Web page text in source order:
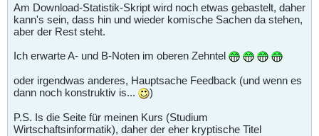
Am Download-Statistik-Skript wird noch etwas gebastelt, daher
kann's sein, dass hin und wieder komische Sachen da stehen,
aber der Rest steht.
Ich erwarte A- und B-Noten im oberen Zehntel
oder irgendwas anderes, Hauptsache Feedback (und wenn es
dann noch konstruktiv is...
)
P.S. Is die Seite für meinen Kurs (Studium
Wirtschaftsinformatik), daher der eher kryptische Titel